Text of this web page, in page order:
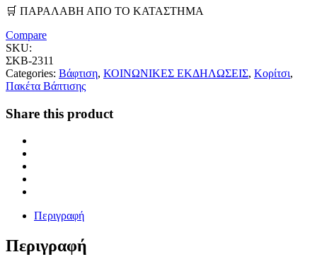
🛒 ΠΑΡΑΛΑΒΗ ΑΠΟ ΤΟ ΚΑΤΑΣΤΗΜΑ
Compare
SKU:
ΣΚΒ-2311
Categories: Βάφτιση, ΚΟΙΝΩΝΙΚΕΣ ΕΚΔΗΛΩΣΕΙΣ, Κορίτσι,
Πακέτα Βάπτισης
Share this product
Περιγραφή
Περιγραφή